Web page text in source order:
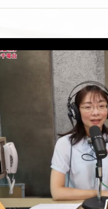
-冠狀動脈疾病
2025-05-28